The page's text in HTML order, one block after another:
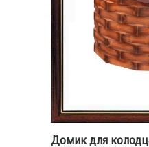
Домик для